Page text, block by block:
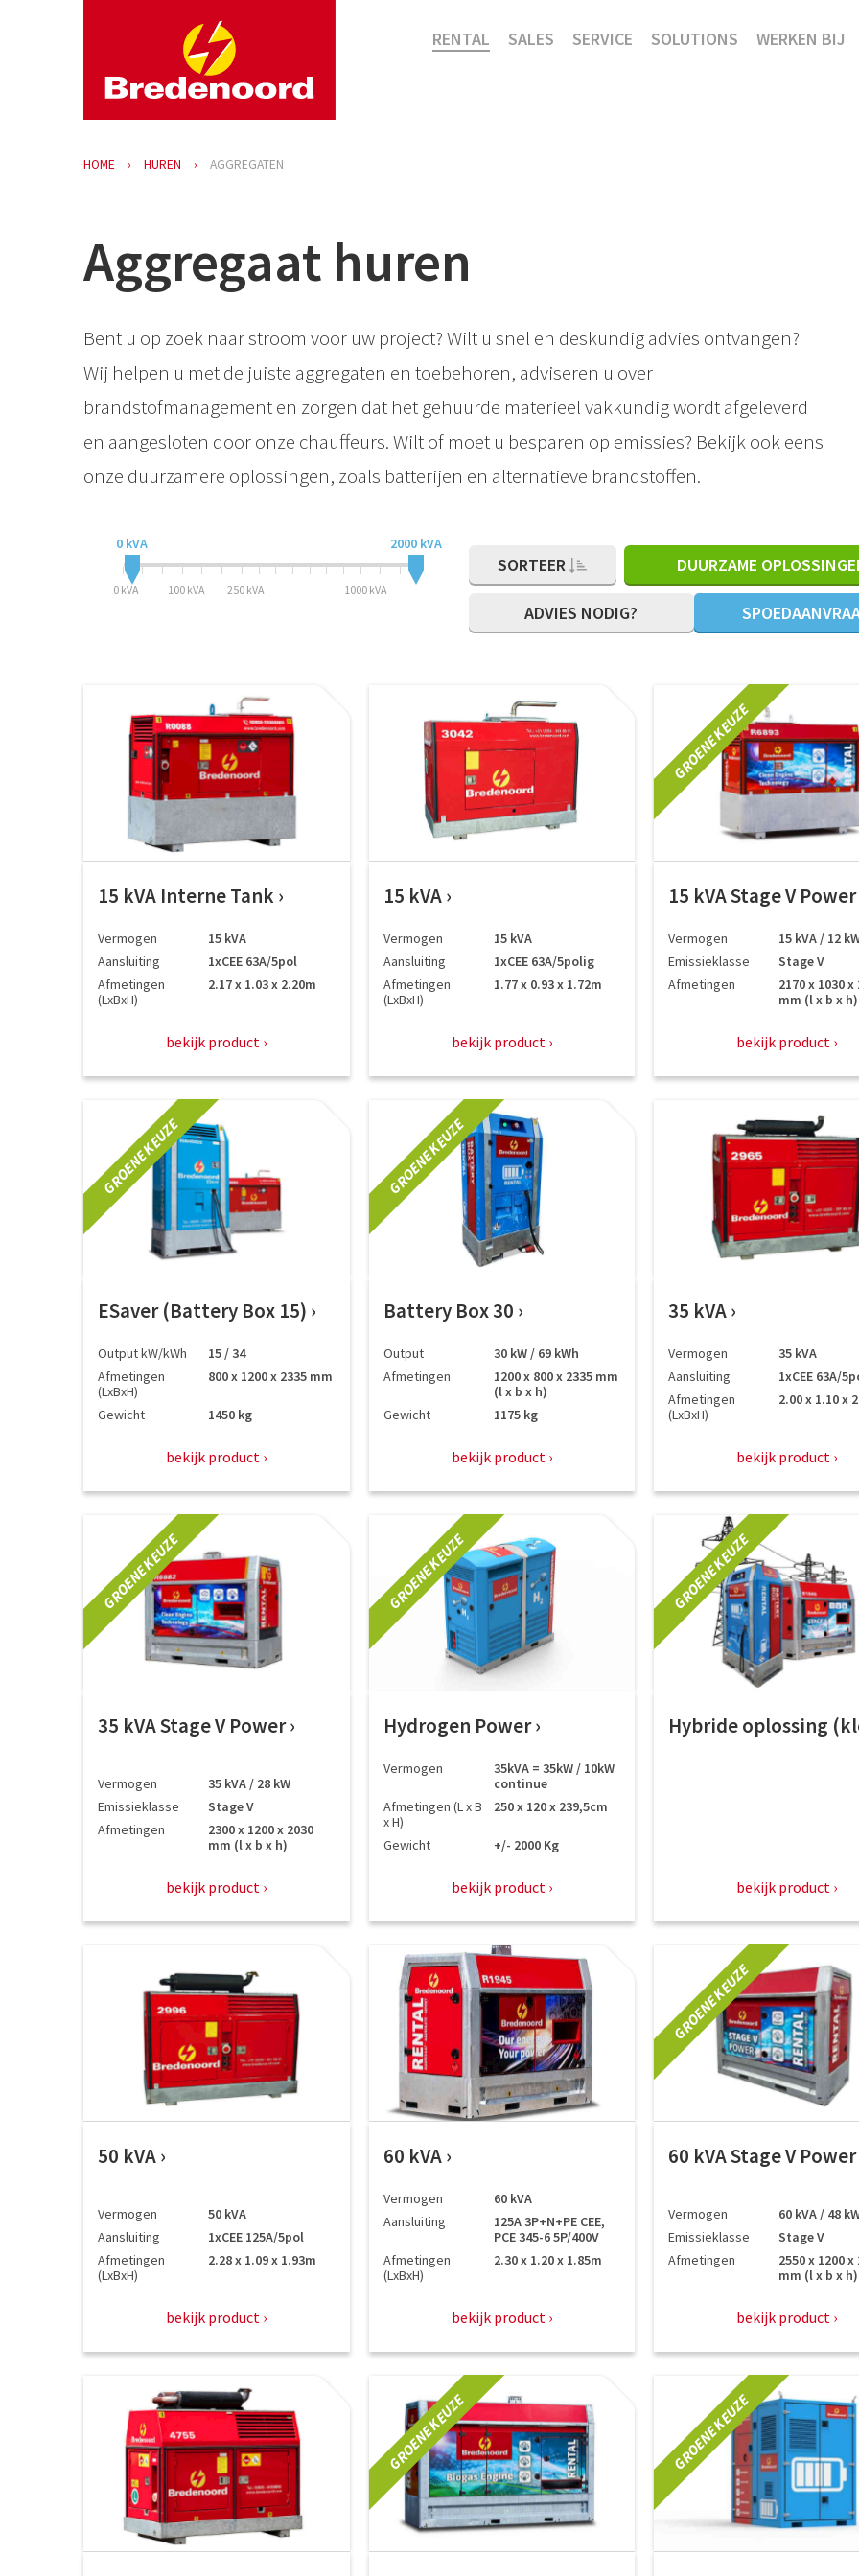
RENTAL SALES SERVICE SOLUTIONS WERKEN BIJ
HOME HUREN AGGREGATEN
Aggregaat huren
Bent u op zoek naar stroom voor uw project? Wilt u snel en deskundig advies ontvangen?
Wij helpen u met de juiste aggregaten en toebehoren, adviseren u over
brandstofmanagement en zorgen dat het gehuurde materieel vakkundig wordt afgeleverd
en aangesloten door onze chauffeurs. Wilt of moet u besparen op emissies? Bekijk ook eens
onze duurzamere oplossingen, zoals batterijen en alternatieve brandstoffen.
0 kVA 2000 kVA
0 kVA 100 kVA 250 kVA 1000 kVA
SORTEER DUURZAME
ADVIES NODIG?
15 kVA Interne Tank
Vermogen
15 kVA
Aansluiting
1xCEE 63A/5pol
Afmetingen
(LxBxH)
2.17 x 1.03 x 2.20m
bekijk product
15 kVA
Vermogen
15 kVA
Aansluiting
1xCEE 63A/5polig
Afmetingen
(LxBxH)
1.77 x 0.93 x 1.72m
bekijk product
GROENE KEUZE
15 kVA Stage V Power
Vermogen
15 kVA / 12
Emissieklasse
Stage V
Afmetingen
2170 x 1030 x
mm (l x b x h)
bekijk product
GROENE KEUZE
ESaver (Battery Box 15)
Output kW/kWh
15 / 34
Afmetingen
(LxBxH)
800 x 1200 x 2335 mm
Gewicht 1450 kg
bekijk product
GROENE KEUZE
Battery Box 30
Output
30 kW / 69 kWh
Afmetingen
1200 x 800 x 2335 mm
(l x b x h)
Gewicht
1175 kg
bekijk product
35 kVA
Vermogen
35 kVA
Aansluiting
1xCEE 63A/
Afmetingen
(LxBxH)
2.00 x 1.10 x
bekijk product
GROENE KEUZE
35 kVA Stage V Power
Vermogen
35 kVA / 28 kW
Emissieklasse
Stage V
Afmetingen
2300 x 1200 x 2030
mm (l x b x h)
bekijk product
GROENE KEUZE
Hydrogen Power
Vermogen
35kVA = 35kW / 10kW
continue
Afmetingen (L x B
x H)
250 x 120 x 239,5cm
Gewicht +/- 2000 Kg​
bekijk product
GROENE KEUZE
Hybride oplossing
bekijk product
50 kVA
Vermogen
50 kVA
Aansluiting
1xCEE 125A/5pol
Afmetingen
(LxBxH)
2.28 x 1.09 x 1.93m
bekijk product
60 kVA
Vermogen
60 kVA
Aansluiting
125A 3P+N+PE CEE,
PCE 345-6 5P/400V
Afmetingen
(LxBxH)
2.30 x 1.20 x 1.85m
bekijk product
GROENE KEUZE
60 kVA Stage V Power
Vermogen
60 kVA / 48
Emissieklasse
Stage V
Afmetingen
2550 x 1200 x
mm (l x b x h)
bekijk product
GROENE KEUZE GROENE KEUZE